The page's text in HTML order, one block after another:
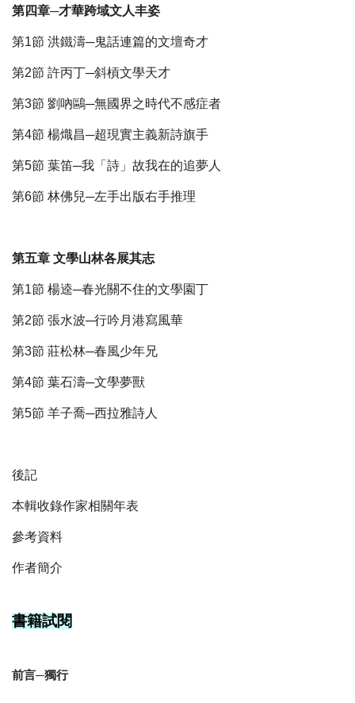
第四章─才華跨域文人丰姿
第1節 洪鐵濤─鬼話連篇的文壇奇才
第2節 許丙丁─斜槓文學天才
第3節 劉吶鷗─無國界之時代不感症者
第4節 楊熾昌─超現實主義新詩旗手
第5節 葉笛─我「詩」故我在的追夢人
第6節 林佛兒─左手出版右手推理
第五章 文學山林各展其志
第1節 楊逵─春光關不住的文學園丁
第2節 張水波─行吟月港寫風華
第3節 莊松林─春風少年兄
第4節 葉石濤─文學夢獸
第5節 羊子喬─西拉雅詩人
後記
本輯收錄作家相關年表
參考資料
作者簡介
書籍試閱
前言─獨行